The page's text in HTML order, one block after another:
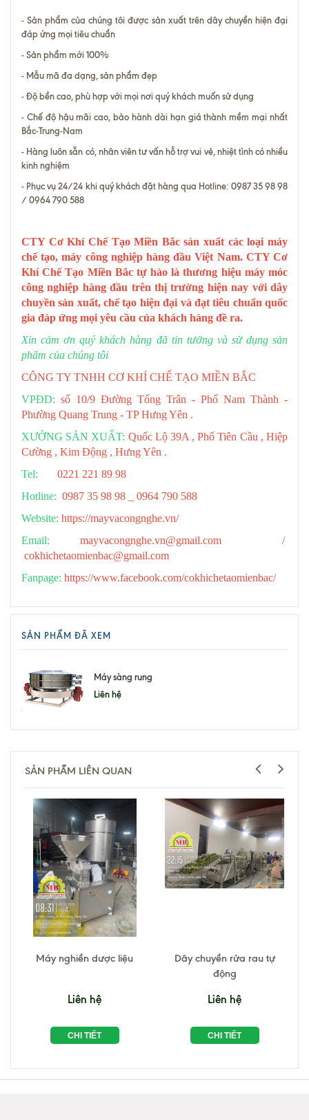
- Sản phẩm của chúng tôi được sản xuất trên dây chuyền hiện đại
đáp ứng mọi tiêu chuẩn
- Sản phẩm mới 100%
- Mẫu mã đa dạng, sản phẩm đẹp
- Độ bền cao, phù hợp với mọi nơi quý khách muốn sử dụng
- Chế độ hậu mãi cao, bảo hành dài hạn giá thành mềm mại nhất
Bắc-Trung-Nam
- Hàng luôn sẵn có, nhân viên tư vấn hỗ trợ vui vẻ, nhiệt tình có nhiều
kinh nghiệm
- Phục vụ 24/24 khi quý khách đặt hàng qua Hotline: 0987 35 98 98
/ 0964 790 588
CTY Cơ Khí Chế Tạo Miền Bắc sản xuất các loại máy
chế tạo, máy công nghiệp hàng đầu Việt Nam. CTY Cơ
Khí Chế Tạo Miền Bắc tự hào là thương hiệu máy móc
công nghiệp hàng đầu trên thị trường hiện nay với dây
chuyền sản xuất, chế tạo hiện đại và đạt tiêu chuẩn quốc
gia đáp ứng mọi yêu cầu của khách hàng đề ra.
Xin cảm ơn quý khách hàng đã tin tưởng và sử dụng sản
phẩm của chúng tôi
CÔNG TY TNHH CƠ KHÍ CHẾ TẠO MIỀN BẮC
VPĐD: số 10/9 Đường Tống Trân - Phố Nam Thành -
Phường Quang Trung - TP Hưng Yên .
XƯỞNG SẢN XUẤT: Quốc Lộ 39A , Phố Tiên Cầu , Hiệp
Cường , Kim Động , Hưng Yên .
Tel:
0221 221 89 98
Hotline: 0987 35 98 98 _ 0964 790 588
Website: https://mayvacongnghe.vn/
Email: mayvacongnghe.vn@gmail.com /
cokhichetaomienbac@gmail.com
Fanpage: https://www.facebook.com/cokhichetaomienbac/
SẢN PHẨM ĐÃ XEM
Máy sàng rung
Liên hệ
SẢN PHẨM LIÊN QUAN
Máy nghiền dược liệu
Liên hệ
CHI TIẾT
Dây chuyền rửa rau tự
động
Liên hệ
CHI TIẾT